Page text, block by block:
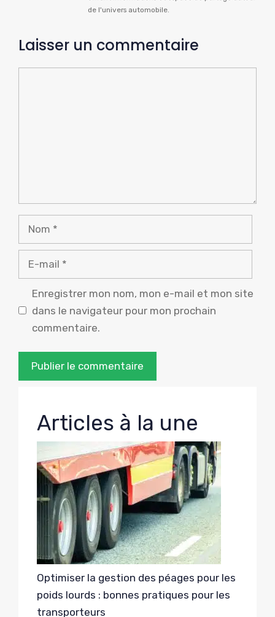
de l'univers automobile.
Laisser un commentaire
Nom
Enregistrer mon nom, mon e-mail et mon site
dans le navigateur pour mon prochain
commentaire.
Articles à la une
Optimiser la gestion des péages pour les
poids lourds : bonnes pratiques pour les
transporteurs